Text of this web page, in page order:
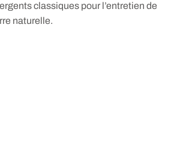
classiques pour l’entretien de
naturelle.